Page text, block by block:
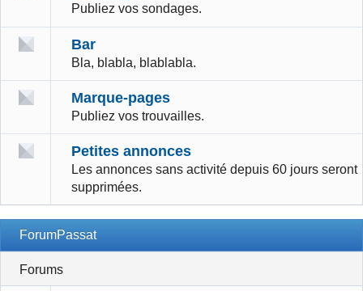
Publiez vos sondages.
Bar
Bla, blabla, blablabla.
Marque-pages
Publiez vos trouvailles.
Petites annonces
Les annonces sans activité depuis 60 jours seront
supprimées.
ForumPassat
Forums